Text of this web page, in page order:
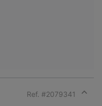
Ref. #2079341